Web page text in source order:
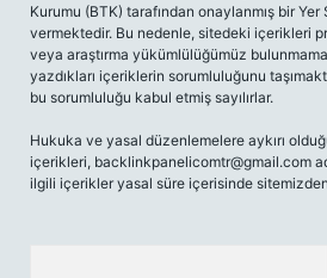
Kurumu (BTK) tarafından onaylanmış bir
vermektedir. Bu nedenle, sitedeki içerikleri
veya araştırma yükümlülüğümüz
yazdıkları içeriklerin sorumluluğunu
bu sorumluluğu kabul etmiş sayılırlar.
Hukuka ve yasal düzenlemelere aykırı
içerikleri, backlinkpanelicomtr@gmail.com
ilgili içerikler yasal süre içerisinde sitemizden